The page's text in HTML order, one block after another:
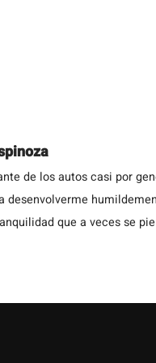
de los autos casi por
desenvolverme
que a veces se